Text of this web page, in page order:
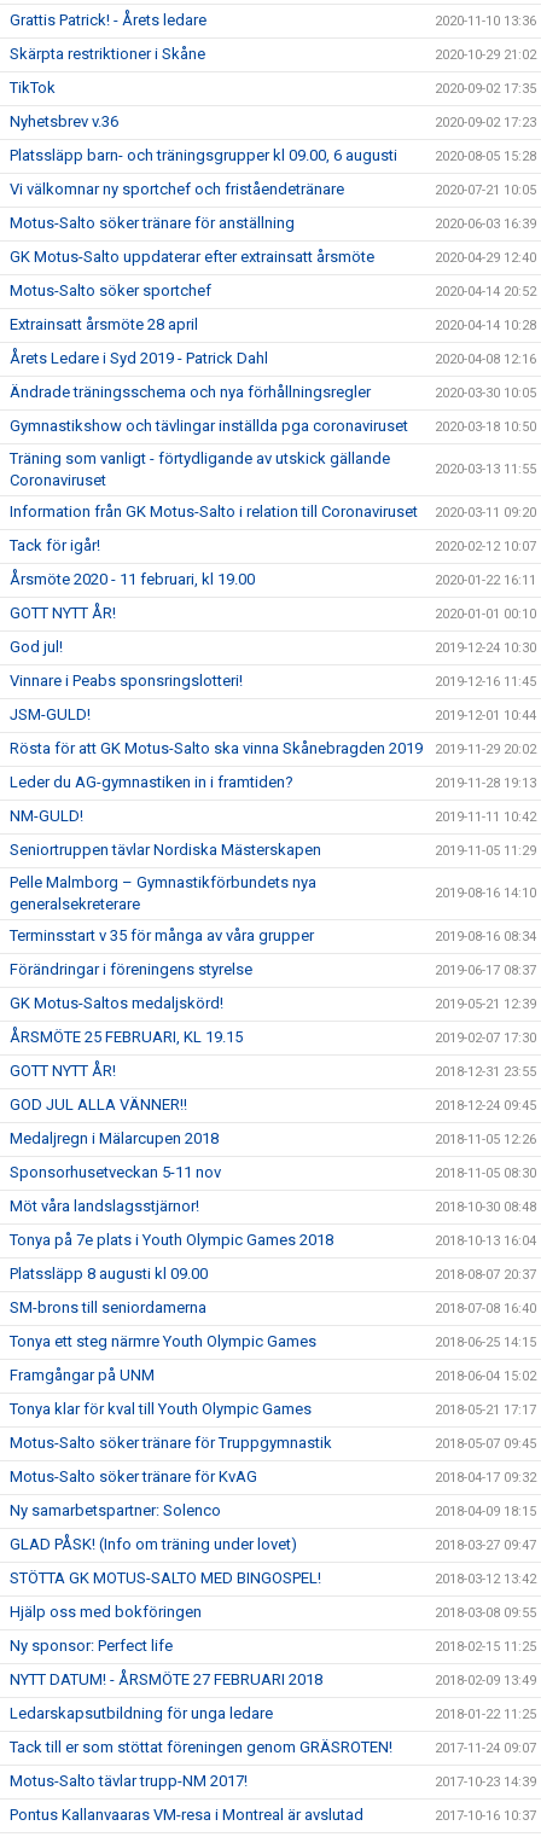
Grattis Patrick! - Årets ledare 2020-11-10 13:36
Skärpta restriktioner i Skåne 2020-10-29 21:02
TikTok 2020-09-02 17:35
Nyhetsbrev v.36 2020-09-02 17:23
Platssläpp barn- och träningsgrupper kl 09.00, 6 augusti 2020-08-05 15:28
Vi välkomnar ny sportchef och friståendetränare 2020-07-21 10:05
Motus-Salto söker tränare för anställning 2020-06-03 16:39
GK Motus-Salto uppdaterar efter extrainsatt årsmöte 2020-04-29 12:40
Motus-Salto söker sportchef 2020-04-14 20:52
Extrainsatt årsmöte 28 april 2020-04-14 10:28
Årets Ledare i Syd 2019 - Patrick Dahl 2020-04-08 12:16
Ändrade träningsschema och nya förhållningsregler 2020-03-30 10:05
Gymnastikshow och tävlingar inställda pga coronaviruset 2020-03-18 10:50
Träning som vanligt - förtydligande av utskick gällande
Coronaviruset
2020-03-13 11:55
Information från GK Motus-Salto i relation till Coronaviruset 2020-03-11 09:20
Tack för igår! 2020-02-12 10:07
Årsmöte 2020 - 11 februari, kl 19.00 2020-01-22 16:11
GOTT NYTT ÅR! 2020-01-01 00:10
God jul! 2019-12-24 10:30
Vinnare i Peabs sponsringslotteri! 2019-12-16 11:45
JSM-GULD! 2019-12-01 10:44
Rösta för att GK Motus-Salto ska vinna Skånebragden 2019 2019-11-29 20:02
Leder du AG-gymnastiken in i framtiden? 2019-11-28 19:13
NM-GULD! 2019-11-11 10:42
Seniortruppen tävlar Nordiska Mästerskapen 2019-11-05 11:29
Pelle Malmborg – Gymnastikförbundets nya
generalsekreterare
2019-08-16 14:10
Terminsstart v 35 för många av våra grupper 2019-08-16 08:34
Förändringar i föreningens styrelse 2019-06-17 08:37
GK Motus-Saltos medaljskörd! 2019-05-21 12:39
ÅRSMÖTE 25 FEBRUARI, KL 19.15 2019-02-07 17:30
GOTT NYTT ÅR! 2018-12-31 23:55
GOD JUL ALLA VÄNNER!! 2018-12-24 09:45
Medaljregn i Mälarcupen 2018 2018-11-05 12:26
Sponsorhusetveckan 5-11 nov 2018-11-05 08:30
Möt våra landslagsstjärnor! 2018-10-30 08:48
Tonya på 7e plats i Youth Olympic Games 2018 2018-10-13 16:04
Platssläpp 8 augusti kl 09.00 2018-08-07 20:37
SM-brons till seniordamerna 2018-07-08 16:40
Tonya ett steg närmre Youth Olympic Games 2018-06-25 14:15
Framgångar på UNM 2018-06-04 15:02
Tonya klar för kval till Youth Olympic Games 2018-05-21 17:17
Motus-Salto söker tränare för Truppgymnastik 2018-05-07 09:45
Motus-Salto söker tränare för KvAG 2018-04-17 09:32
Ny samarbetspartner: Solenco 2018-04-09 18:15
GLAD PÅSK! (Info om träning under lovet) 2018-03-27 09:47
STÖTTA GK MOTUS-SALTO MED BINGOSPEL! 2018-03-12 13:42
Hjälp oss med bokföringen 2018-03-08 09:55
Ny sponsor: Perfect life 2018-02-15 11:25
NYTT DATUM! - ÅRSMÖTE 27 FEBRUARI 2018 2018-02-09 13:49
Ledarskapsutbildning för unga ledare 2018-01-22 11:25
Tack till er som stöttat föreningen genom GRÄSROTEN! 2017-11-24 09:07
Motus-Salto tävlar trupp-NM 2017! 2017-10-23 14:39
Pontus Kallanvaaras VM-resa i Montreal är avslutad 2017-10-16 10:37